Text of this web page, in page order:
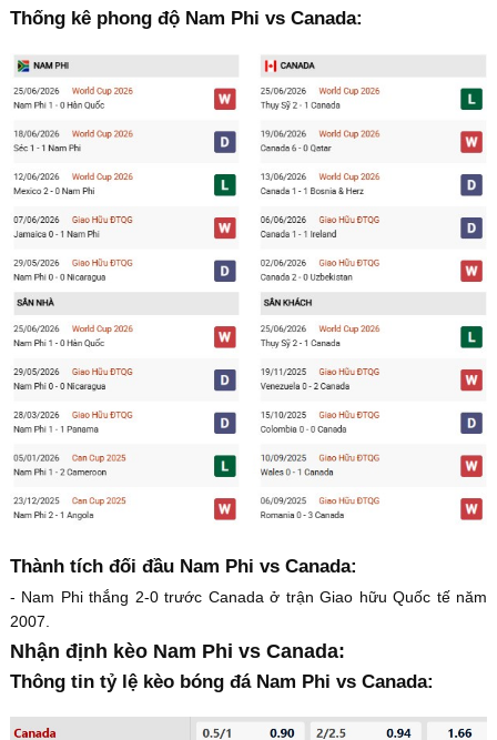
Thống kê phong độ Nam Phi vs Canada:
Thành tích đối đầu Nam Phi vs Canada:
- Nam Phi thắng 2-0 trước Canada ở trận Giao hữu Quốc tế năm
2007.
Nhận định kèo Nam Phi vs Canada:
Thông tin tỷ lệ kèo bóng đá Nam Phi vs Canada: